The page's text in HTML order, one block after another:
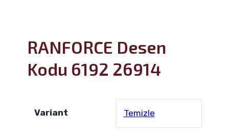
RANFORCE Desen
Kodu 6192 26914
Variant Temizle